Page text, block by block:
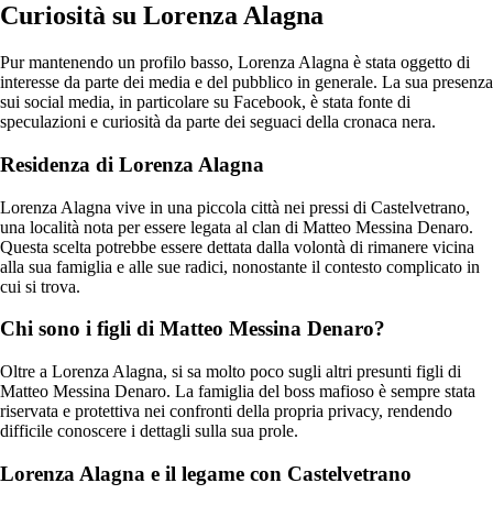
Curiosità su Lorenza Alagna
Pur mantenendo un profilo basso, Lorenza Alagna è stata oggetto di
interesse da parte dei media e del pubblico in generale. La sua presenza
sui social media, in particolare su Facebook, è stata fonte di
speculazioni e curiosità da parte dei seguaci della cronaca nera.
Residenza di Lorenza Alagna
Lorenza Alagna vive in una piccola città nei pressi di Castelvetrano,
una località nota per essere legata al clan di Matteo Messina Denaro.
Questa scelta potrebbe essere dettata dalla volontà di rimanere vicina
alla sua famiglia e alle sue radici, nonostante il contesto complicato in
cui si trova.
Chi sono i figli di Matteo Messina Denaro?
Oltre a Lorenza Alagna, si sa molto poco sugli altri presunti figli di
Matteo Messina Denaro. La famiglia del boss mafioso è sempre stata
riservata e protettiva nei confronti della propria privacy, rendendo
difficile conoscere i dettagli sulla sua prole.
Lorenza Alagna e il legame con Castelvetrano